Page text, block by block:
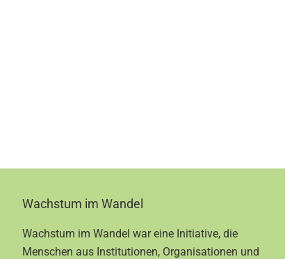
FooterWachstum im Wandel
Wachstum im Wandel war eine Initiative, die
Menschen aus Institutionen, Organisationen und